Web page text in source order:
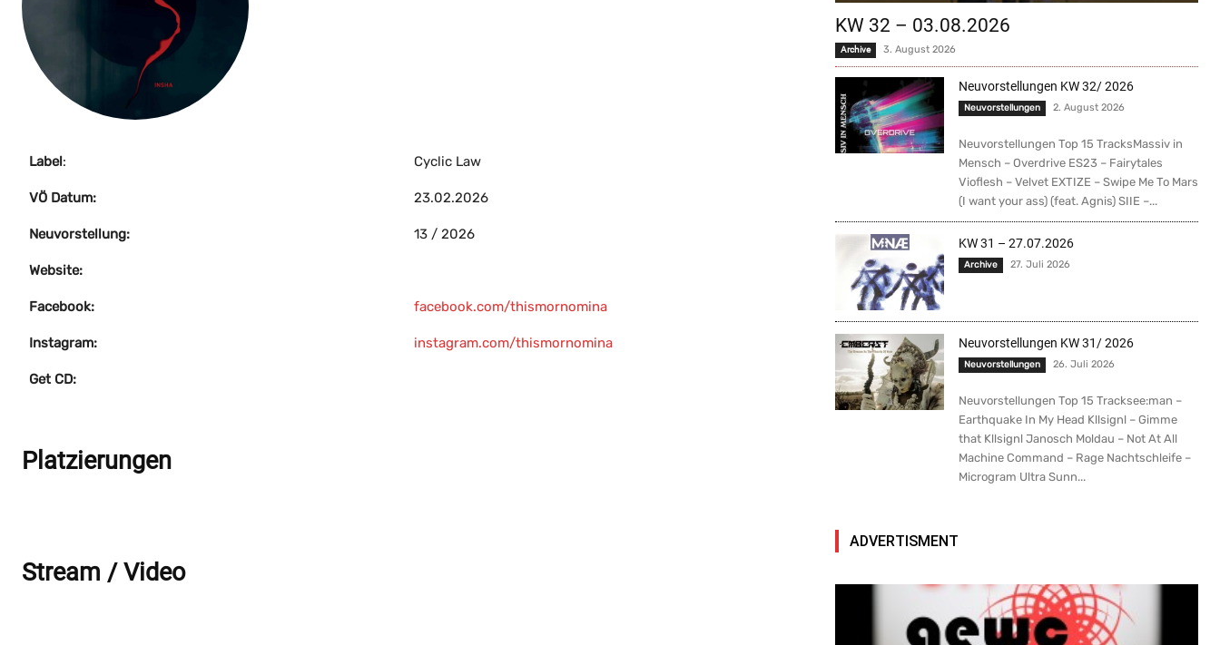
Label: Cyclic Law
VÖ Datum: 23.02.2026
Neuvorstellung: 13 / 2026
Website:
Facebook: facebook.com/thismornomina
Instagram: instagram.com/thismornomina
Get CD:
Platzierungen
Stream / Video
KW 32 – 03.08.2026
Archive 3. August 2026
Neuvorstellungen KW 32/ 2026
Neuvorstellungen 2. August 2026
Neuvorstellungen Top 15 TracksMassiv in
Mensch – Overdrive ES23 – Fairytales
Vioflesh – Velvet EXTIZE – Swipe Me To Mars
(I want your ass) (feat. Agnis) SIIE –...
KW 31 – 27.07.2026
Archive 27. Juli 2026
Neuvorstellungen KW 31/ 2026
Neuvorstellungen 26. Juli 2026
Neuvorstellungen Top 15 Tracksee:man –
Earthquake In My Head Kllsignl – Gimme
that Kllsignl Janosch Moldau – Not At All
Machine Command – Rage Nachtschleife –
Microgram Ultra Sunn...
ADVERTISMENT